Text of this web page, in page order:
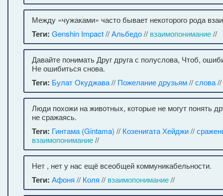
Между «чужаками» часто бывает некоторого рода
Теги: Genshin Impact//Альбедо// взаимопонимание//
Давайте понимать Друг друга с полуслова, Чтоб,
Не ошибиться снова.
Теги: Булат Окуджава// Пожелание друзьям//слова//
Люди похожи на животных, которые не могут понять
не сражаясь.
Теги: Гинтама (Gintama) // Козенигата Хейджи//
взаимопонимание//
Нет , нет у нас ещё всеобщей коммуникабельности.
Теги: Афоня // Коля // взаимопонимание//